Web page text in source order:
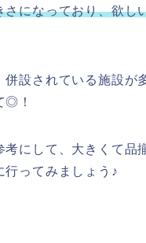
さになっており、欲し
併設されている施設が
◎！
考にして、大きくて品
行ってみましょう♪